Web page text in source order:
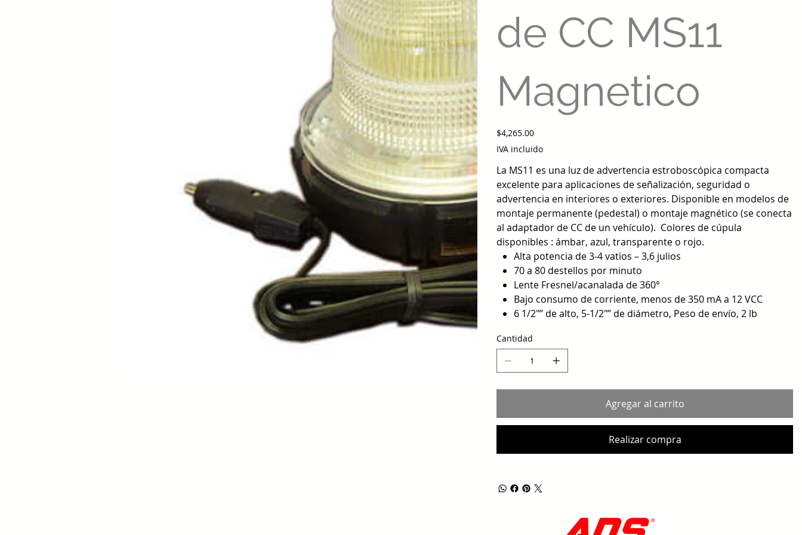
de CC MS11
Magnetico
Precio
$4,265.00
IVA incluido
La MS11 es una luz de advertencia estroboscópica compacta
excelente para aplicaciones de señalización, seguridad o
advertencia en interiores o exteriores. Disponible en modelos de
montaje permanente (pedestal) o montaje magnético (se conecta
al adaptador de CC de un vehículo). Colores de cúpula
disponibles : ámbar, azul, transparente o rojo.
Alta potencia de 3-4 vatios – 3,6 julios
70 a 80 destellos por minuto
Lente Fresnel/acanalada de 360°
Bajo consumo de corriente, menos de 350 mA a 12 VCC
6 1/2″” de alto, 5-1/2″” de diámetro, Peso de envío, 2 lb
Cantidad
Agregar al carrito
Realizar compra